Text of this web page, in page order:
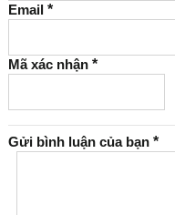
Email *
Mã xác nhận *
Gửi bình luận của bạn *